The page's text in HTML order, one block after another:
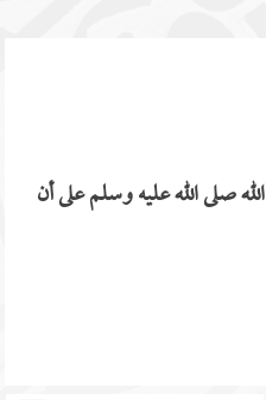
صلى الله عليه وسلم على أن